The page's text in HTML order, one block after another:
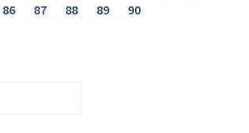
86 87 88 89 90